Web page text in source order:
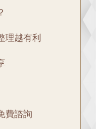
理越有利
費諮詢